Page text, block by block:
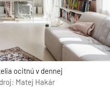
ocitnú v dennej
Matej Hakár